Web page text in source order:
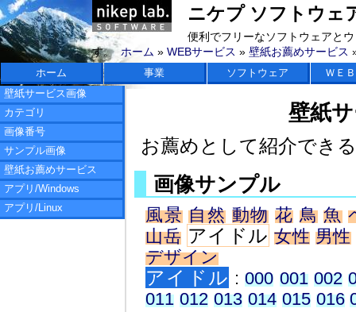
ニケプ ソフトウェ
便利でフリーなソフトウェアと
す。 ホーム »WEBサービス »壁紙お薦めサービス
ホーム 事業 ソフトウェア
ＷＥ
壁紙サービス画像
カテゴリ
画像番号
サンプル画像
壁紙お薦めサービス
アプリ/Windows
アプリ/Linux
壁紙
お薦めとして紹介でき
画像サンプル
風景 自然 動物 花 鳥 魚
山岳 アイドル 女性 男性
デザイン
アイドル :000 001 002
011 012 013 014 015 016